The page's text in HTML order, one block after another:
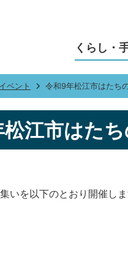
くらし・
イベント 令和9年松江市はたち
江市はた
いを以下のとおり開催しま